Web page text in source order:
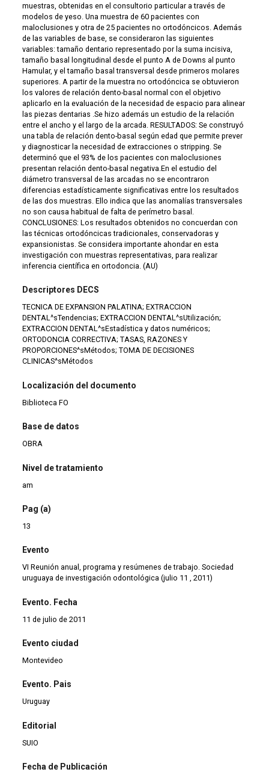
muestras, obtenidas en el consultorio particular a través de
modelos de yeso. Una muestra de 60 pacientes con
maloclusiones y otra de 25 pacientes no ortodóncicos. Además
de las variables de base, se consideraron las siguientes
variables: tamaño dentario representado por la suma incisiva,
tamaño basal longitudinal desde el punto A de Downs al punto
Hamular, y el tamaño basal transversal desde primeros molares
superiores. A partir de la muestra no ortodóncica se obtuvieron
los valores de relación dento-basal normal con el objetivo
aplicarlo en la evaluación de la necesidad de espacio para alinear
las piezas dentarias .Se hizo además un estudio de la relación
entre el ancho y el largo de la arcada. RESULTADOS: Se construyó
una tabla de relación dento-basal según edad que permite prever
y diagnosticar la necesidad de extracciones o stripping. Se
determinó que el 93% de los pacientes con maloclusiones
presentan relación dento-basal negativa.En el estudio del
diámetro transversal de las arcadas no se encontraron
diferencias estadísticamente significativas entre los resultados
de las dos muestras. Ello indica que las anomalías transversales
no son causa habitual de falta de perímetro basal.
CONCLUSIONES: Los resultados obtenidos no concuerdan con
las técnicas ortodóncicas tradicionales, conservadoras y
expansionistas. Se considera importante ahondar en esta
investigación con muestras representativas, para realizar
inferencia científica en ortodoncia. (AU)
Descriptores DECS
TECNICA DE EXPANSION PALATINA; EXTRACCION
DENTAL^sTendencias; EXTRACCION DENTAL^sUtilización;
EXTRACCION DENTAL^sEstadística y datos numéricos;
ORTODONCIA CORRECTIVA; TASAS, RAZONES Y
PROPORCIONES^sMétodos; TOMA DE DECISIONES
CLINICAS^sMétodos
Localización del documento
Biblioteca FO
Base de datos
OBRA
Nivel de tratamiento
am
Pag (a)
13
Evento
VI Reunión anual, programa y resúmenes de trabajo. Sociedad
uruguaya de investigación odontológica (julio 11 , 2011)
Evento. Fecha
11 de julio de 2011
Evento ciudad
Montevideo
Evento. Pais
Uruguay
Editorial
SUIO
Fecha de Publicación